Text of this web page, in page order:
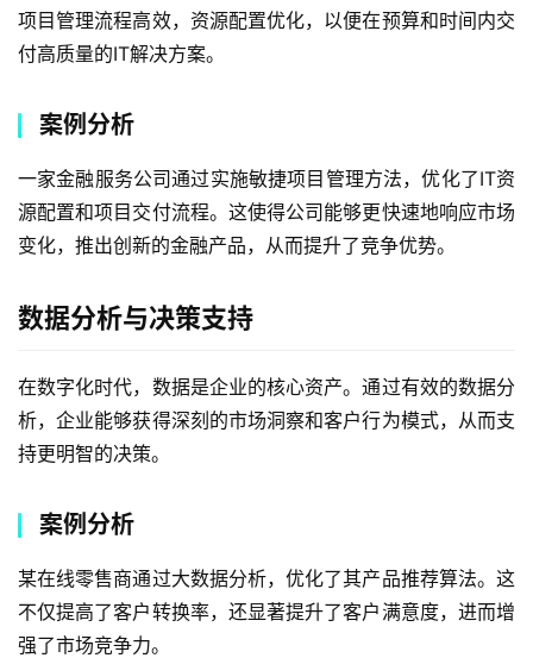
项目管理流程高效，资源配置优化，以便在预算和时间内交
付高质量的IT解决方案。
案例分析
一家金融服务公司通过实施敏捷项目管理方法，优化了IT资
源配置和项目交付流程。这使得公司能够更快速地响应市场
变化，推出创新的金融产品，从而提升了竞争优势。
数据分析与决策支持
在数字化时代，数据是企业的核心资产。通过有效的数据分
析，企业能够获得深刻的市场洞察和客户行为模式，从而支
持更明智的决策。
案例分析
某在线零售商通过大数据分析，优化了其产品推荐算法。这
不仅提高了客户转换率，还显著提升了客户满意度，进而增
强了市场竞争力。